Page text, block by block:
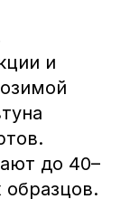
и
до 40–